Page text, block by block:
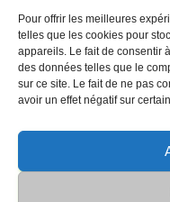
Pour offrir les meilleures
telles que les cookies pour
appareils. Le fait de consentir
des données telles que le
sur ce site. Le fait de ne pas
avoir un effet négatif sur
Données